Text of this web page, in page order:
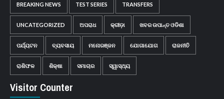
BREAKING NEWS TEST SERIES TRANSFERS
UNCATEGORIZED ଅପରାଧ କ୍ରୀଡ଼ା ଖବର ଉପାନ୍ତ ଓଡିଶା
ପର୍ଯ୍ୟଟନ ବ୍ୟବସାୟ ମନୋରଞ୍ଜନ ଯୋଗାଯୋଗ ରାଜନୀତି
ରାଶିଫଳ ଶିକ୍ଷା ସମାଚାର ସ୍ୱାସ୍ଥ୍ୟ
Visitor Counter